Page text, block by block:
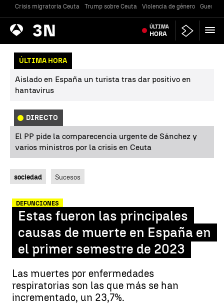
Crisis migratoria Ceuta Trump sobre Ceuta Violencia de género Guerra
Antena
3 Noticias ÚLTIMA
HORA
ÚLTIMA HORA
Aislado en España un turista tras dar positivo en
hantavirus
DIRECTO
El PP pide la comparecencia urgente de Sánchez y
varios ministros por la crisis en Ceuta
sociedad Sucesos
DEFUNCIONES
Estas fueron las principales
causas de muerte en España en
el primer semestre de 2023
Las muertes por enfermedades
respiratorias son las que más se han
incrementado, un 23,7%.